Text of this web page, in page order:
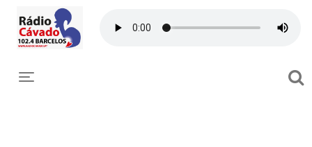
Toggle navigation